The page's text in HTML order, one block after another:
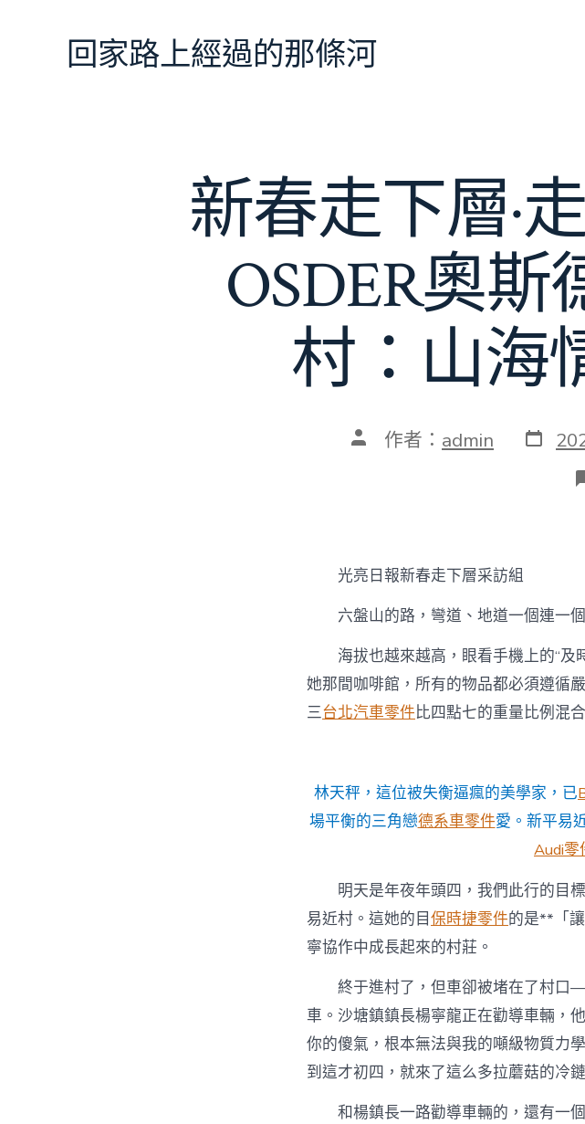
回家路上經過的那條河
新春走下層·
OSDER奧
村：山海
文 作者： admin 發
表
光亮日報新春走下層采訪組
六盤山的路，彎道、地道一個連一
海拔也越來越高，眼看手機上的“
她那間咖啡館，所有的物品都必須遵循
三台北汽車零件比四點七的重量比例混
林天秤，這位被失衡逼瘋的美學家，已
場平衡的三角戀德系車零件愛。新平易
Audi零
明天是年夜年頭四，我們此行的目標
易近村。這她的目保時捷零件的是**「
寧協作中成長起來的村莊。
終于進村了，但車卻被堵在了村口
車。沙塘鎮鎮長楊寧龍正在勸導車輛，
你的傻氣，根本無法與我的噸級物質力
到這才初四，就來了這么多拉蘑菇的冷
和楊鎮長一路勸導車輛的，還有一